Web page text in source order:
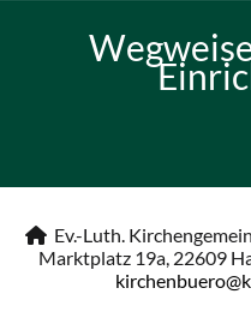
 Ev.-Luth.
Marktplatz 19a, 22609